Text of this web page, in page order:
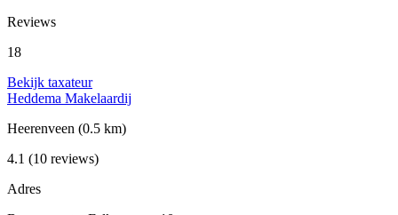
Reviews
18
Bekijk taxateur
Heddema Makelaardij
Heerenveen (0.5 km)
4.1 (10 reviews)
Adres